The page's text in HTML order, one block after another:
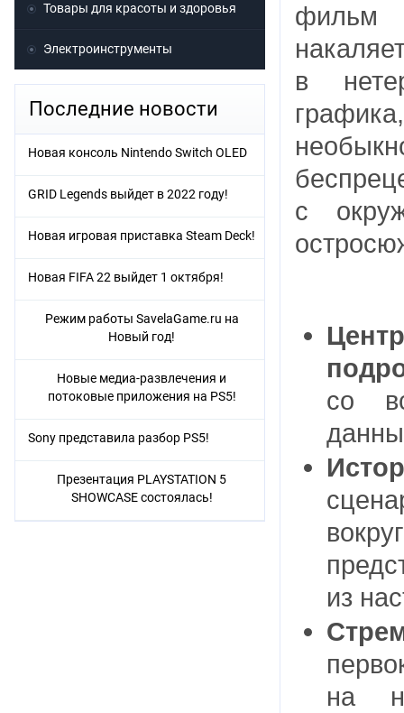
фильм
в
с
со
из
на
Товары для красоты и здоровья
Электроинструменты
Последние новости
Новая консоль Nintendo Switch OLED
GRID Legends выйдет в 2022 году!
Новая игровая приставка Steam Deck!
Новая FIFA 22 выйдет 1 октября!
Режим работы SavelaGame.ru на
Новый год!
Новые медиа-развлечения и
потоковые приложения на PS5!
Sony представила разбор PS5!
Презентация PLAYSTATION 5
SHOWCASE состоялась!